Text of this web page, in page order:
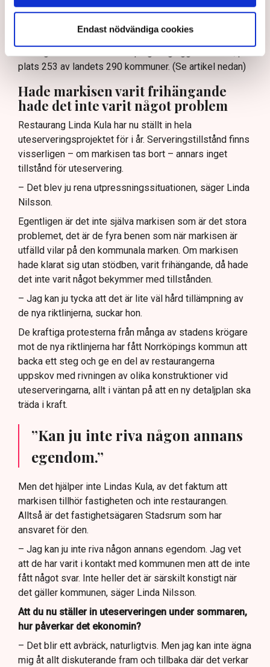
Endast nödvändiga cookies
– Det är typiskt för hur en del tjänstemän i kommunen
ser på oss, säger Linda Nilsson och hänvisar till
Svenskt Näringslivs ranking av det lokala
plats 253 av landets 290 kommuner. (Se artikel nedan)
Hade markisen varit frihängande
hade det inte varit något problem
Restaurang Linda Kula har nu ställt in hela
uteserveringsprojektet för i år. Serveringstillstånd finns
visserligen – om markisen tas bort – annars inget
tillstånd för uteservering.
– Det blev ju rena utpressningssituationen, säger Linda
Nilsson.
Egentligen är det inte själva markisen som är det stora
problemet, det är de fyra benen som när markisen är
utfälld vilar på den kommunala marken. Om markisen
hade klarat sig utan stödben, varit frihängande, då hade
det inte varit något bekymmer med tillstånden.
– Jag kan ju tycka att det är lite väl hård tillämpning av
de nya riktlinjerna, suckar hon.
De kraftiga protesterna från många av stadens krögare
mot de nya riktlinjerna har fått Norrköpings kommun att
backa ett steg och ge en del av restaurangerna
uppskov med rivningen av olika konstruktioner vid
uteserveringarna, allt i väntan på att en ny detaljplan ska
träda i kraft.
”Kan ju inte riva någon annans
egendom.”
Men det hjälper inte Lindas Kula, av det faktum att
markisen tillhör fastigheten och inte restaurangen.
Alltså är det fastighetsägaren Stadsrum som har
ansvaret för den.
– Jag kan ju inte riva någon annans egendom. Jag vet
att de har varit i kontakt med kommunen men att de inte
fått något svar. Inte heller det är särskilt konstigt när
det gäller kommunen, säger Linda Nilsson.
Att du nu ställer in uteserveringen under sommaren,
hur påverkar det ekonomin?
– Det blir ett avbräck, naturligtvis. Men jag kan inte ägna
mig åt allt diskuterande fram och tillbaka där det verkar